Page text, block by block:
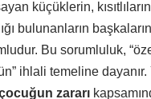
küçüklerin,
bulunanların
Bu sorumluluk,
ihlali temeline dayanır.
zararı